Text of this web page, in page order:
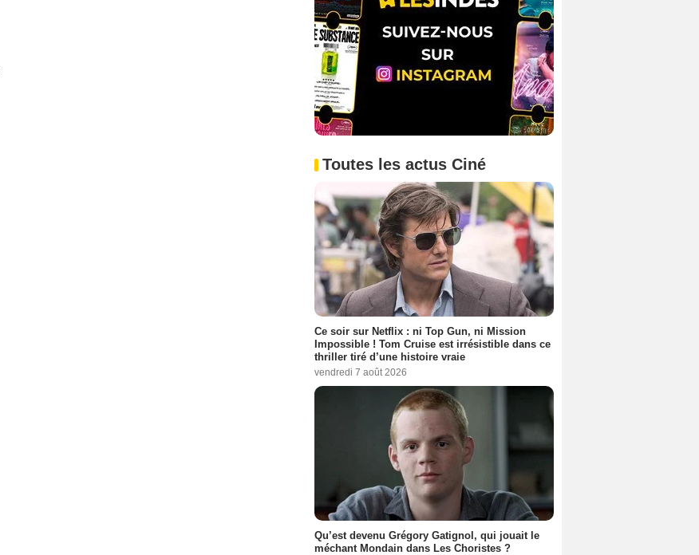
Toutes les actus Ciné
Ce soir sur Netflix : ni Top Gun, ni Mission
Impossible ! Tom Cruise est irrésistible dans ce
thriller tiré d’une histoire vraie
vendredi 7 août 2026
Qu’est devenu Grégory Gatignol, qui jouait le
méchant Mondain dans Les Choristes ?